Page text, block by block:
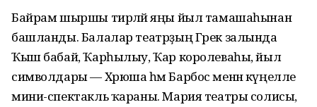
Байрам шыршы тирәләй яңы йыл тамашаһынан
башланды. Балалар театрҙың Грек залында
Ҡыш бабай, Ҡарһылыу, Ҡар королеваһы, йыл
символдары — Хрюша һәм Барбос менән күңелле
мини-спектакль ҡараны. Мария театры солисы,